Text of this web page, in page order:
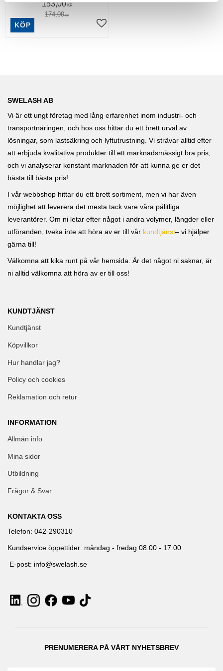
av olja, fett, tjära, lim,
trycksvärta, kåda, asfalt.
153,00KR
174,00KR
Lägg till i favoriter
KÖP
SWELASH AB
Vi är ett ungt företag med lång erfarenhet inom industri- och
transportnäringen, och hos oss hittar du ett brett urval av
lösningar, som lastsäkring och lyftutrustning. Vi strävar alltid efter
att erbjuda kvalitativa produkter till ett marknadsmässigt bra pris,
och vi analyserar konstant marknaden för att kunna ge er det
bästa till bästa pris!
I vår webbshop hittar du ett brett sortiment, men vi har även
möjlighet att leverera det mesta tack vare våra pålitliga
leverantörer. Om ni letar efter något i andra volymer, längder eller
utföranden, tveka inte att höra av er till vår kundtjänst– vi hjälper
gärna till!
Välkomna att kika runt på vår hemsida. Är det något ni saknar, är
ni alltid välkomna att höra av er till oss!
KUNDTJÄNST
Kundtjänst
Köpvillkor
Hur handlar jag?
Policy och cookies
Reklamation och retur
INFORMATION
Allmän info
Mina sidor
Utbildning
Frågor & Svar
KONTAKTA OSS
Telefon: 042-290310
Kundservice öppettider: måndag - fredag 08.00 - 17.00
E-post: info@swelash.se
PRENUMERERA PÅ VÅRT NYHETSBREV